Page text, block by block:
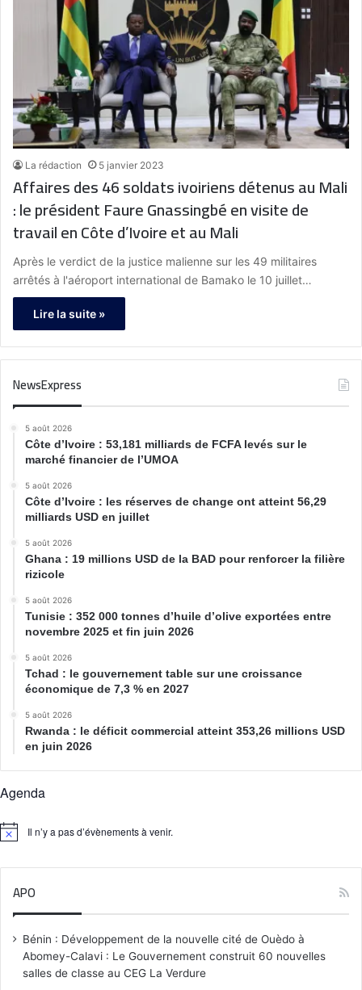
La rédaction 5 janvier 2023
Affaires des 46 soldats ivoiriens détenus au Mali
: le président Faure Gnassingbé en visite de
travail en Côte d’Ivoire et au Mali
Après le verdict de la justice malienne sur les 49 militaires
arrêtés à l'aéroport international de Bamako le 10 juillet…
Lire la suite »
NewsExpress
5 août 2026
Côte d’Ivoire : 53,181 milliards de FCFA levés sur le
marché financier de l’UMOA
5 août 2026
Côte d’Ivoire : les réserves de change ont atteint 56,29
milliards USD en juillet
5 août 2026
Ghana : 19 millions USD de la BAD pour renforcer la filière
rizicole
5 août 2026
Tunisie : 352 000 tonnes d’huile d’olive exportées entre
novembre 2025 et fin juin 2026
5 août 2026
Tchad : le gouvernement table sur une croissance
économique de 7,3 % en 2027
5 août 2026
Rwanda : le déficit commercial atteint 353,26 millions USD
en juin 2026
Agenda
N
Il n’y a pas d’évènements à venir.
APO
Bénin : Développement de la nouvelle cité de Ouèdo à
Abomey-Calavi : Le Gouvernement construit 60 nouvelles
salles de classe au CEG La Verdure